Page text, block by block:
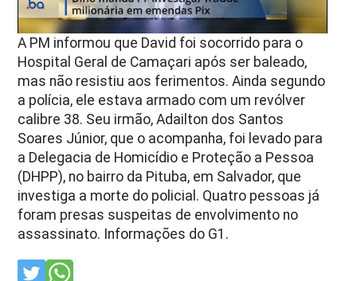
A PM informou que David foi socorrido para o
Hospital Geral de Camaçari após ser baleado,
mas não resistiu aos ferimentos. Ainda segundo
a polícia, ele estava armado com um revólver
calibre 38. Seu irmão, Adailton dos Santos
Soares Júnior, que o acompanha, foi levado para
a Delegacia de Homicídio e Proteção a Pessoa
(DHPP), no bairro da Pituba, em Salvador, que
investiga a morte do policial. Quatro pessoas já
foram presas suspeitas de envolvimento no
assassinato. Informações do G1.